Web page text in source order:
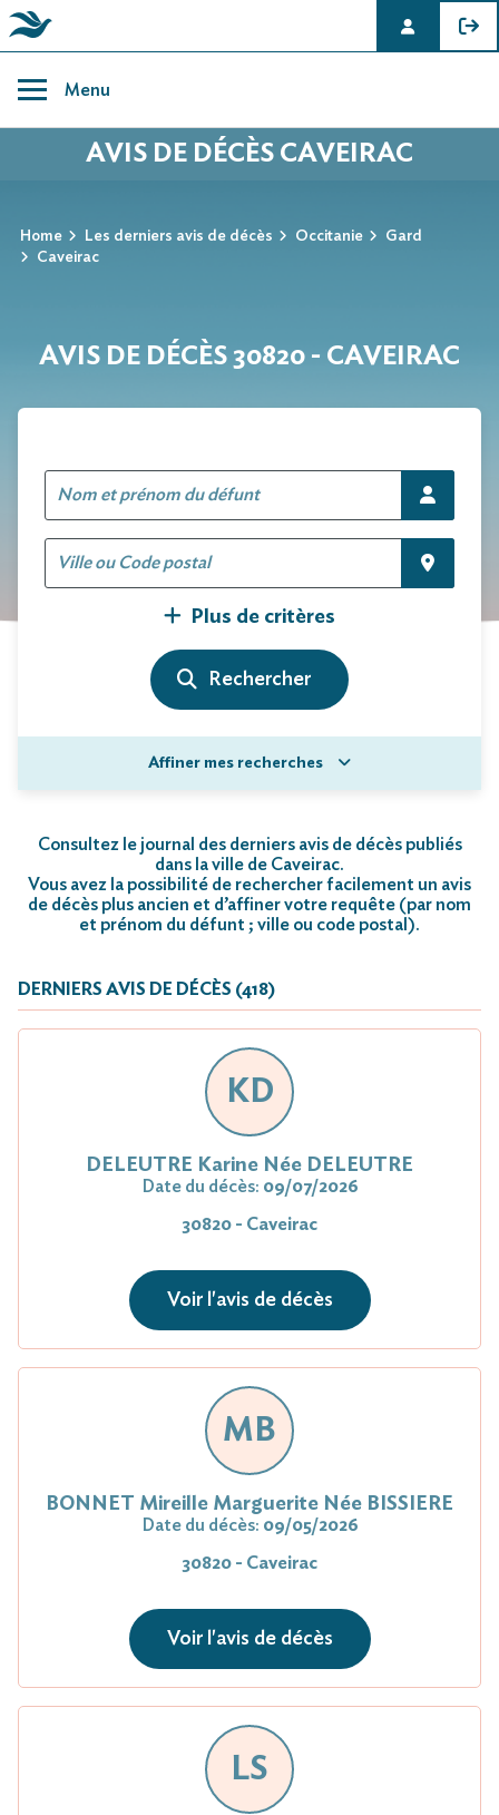
content
Menu
AVIS DE DÉCÈS CAVEIRAC
Home Les derniers avis de décès Occitanie
Gard
Caveirac
AVIS DE DÉCÈS 30820 - CAVEIRAC
Plus de critères
Affiner mes recherches
Consultez le journal des derniers avis de décès publiés
dans la ville de Caveirac.
Vous avez la possibilité de rechercher facilement un avis
de décès plus ancien et d’affiner votre requête (par nom
et prénom du défunt ; ville ou code postal).
DERNIERS AVIS DE DÉCÈS (418)
KD
DELEUTRE Karine Née DELEUTRE
Date du décès: 09/07/2026
30820 - Caveirac
Voir l'avis de décès
MB
BONNET Mireille Marguerite Née BISSIERE
Date du décès: 09/05/2026
30820 - Caveirac
Voir l'avis de décès
LS